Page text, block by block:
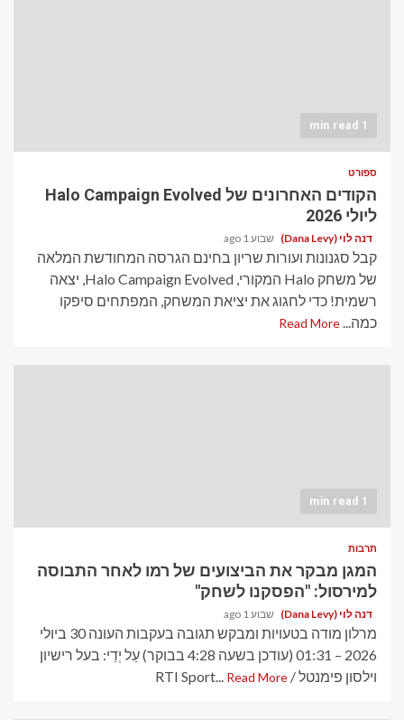
1 min read
ספורט
הקודים האחרונים של Halo Campaign Evolved
ליולי 2026
דנה לוי (Dana Levy) שבוע 1 ago
קבל סגנונות ועורות שריון בחינם הגרסה המחודשת המלאה
של משחק Halo המקורי, Halo Campaign Evolved, יצאה
רשמית! כדי לחגוג את יציאת המשחק, המפתחים סיפקו
כמה... Read More
1 min read
תרבות
המגן מבקר את הביצועים של רמו לאחר התבוסה
למירסול: "הפסקנו לשחק"
דנה לוי (Dana Levy) שבוע 1 ago
מרלון מודה בטעויות ומבקש תגובה בעקבות העונה 30 ביולי
2026 – 01:31 (עודכן בשעה 4:28 בבוקר) עַל יְדֵי: בעל רישיון
וילסון פימנטל / RTI Sport... Read More